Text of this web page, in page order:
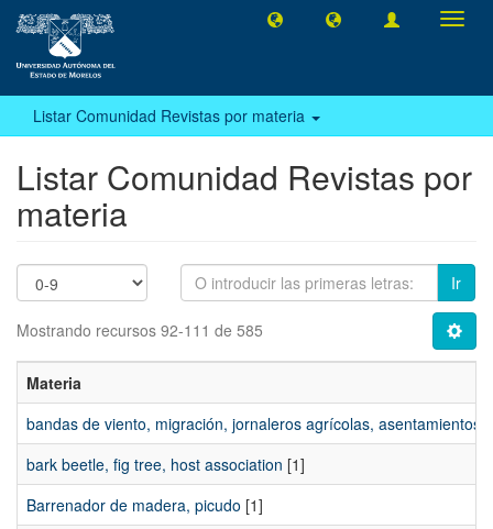
Listar Comunidad Revistas por materia
Listar Comunidad Revistas por
materia
Ir
Mostrando recursos 92-111 de 585
Materia
bandas de viento, migración, jornaleros agrícolas, asentamientos,
bark beetle, fig tree, host association [1]
Barrenador de madera, picudo [1]